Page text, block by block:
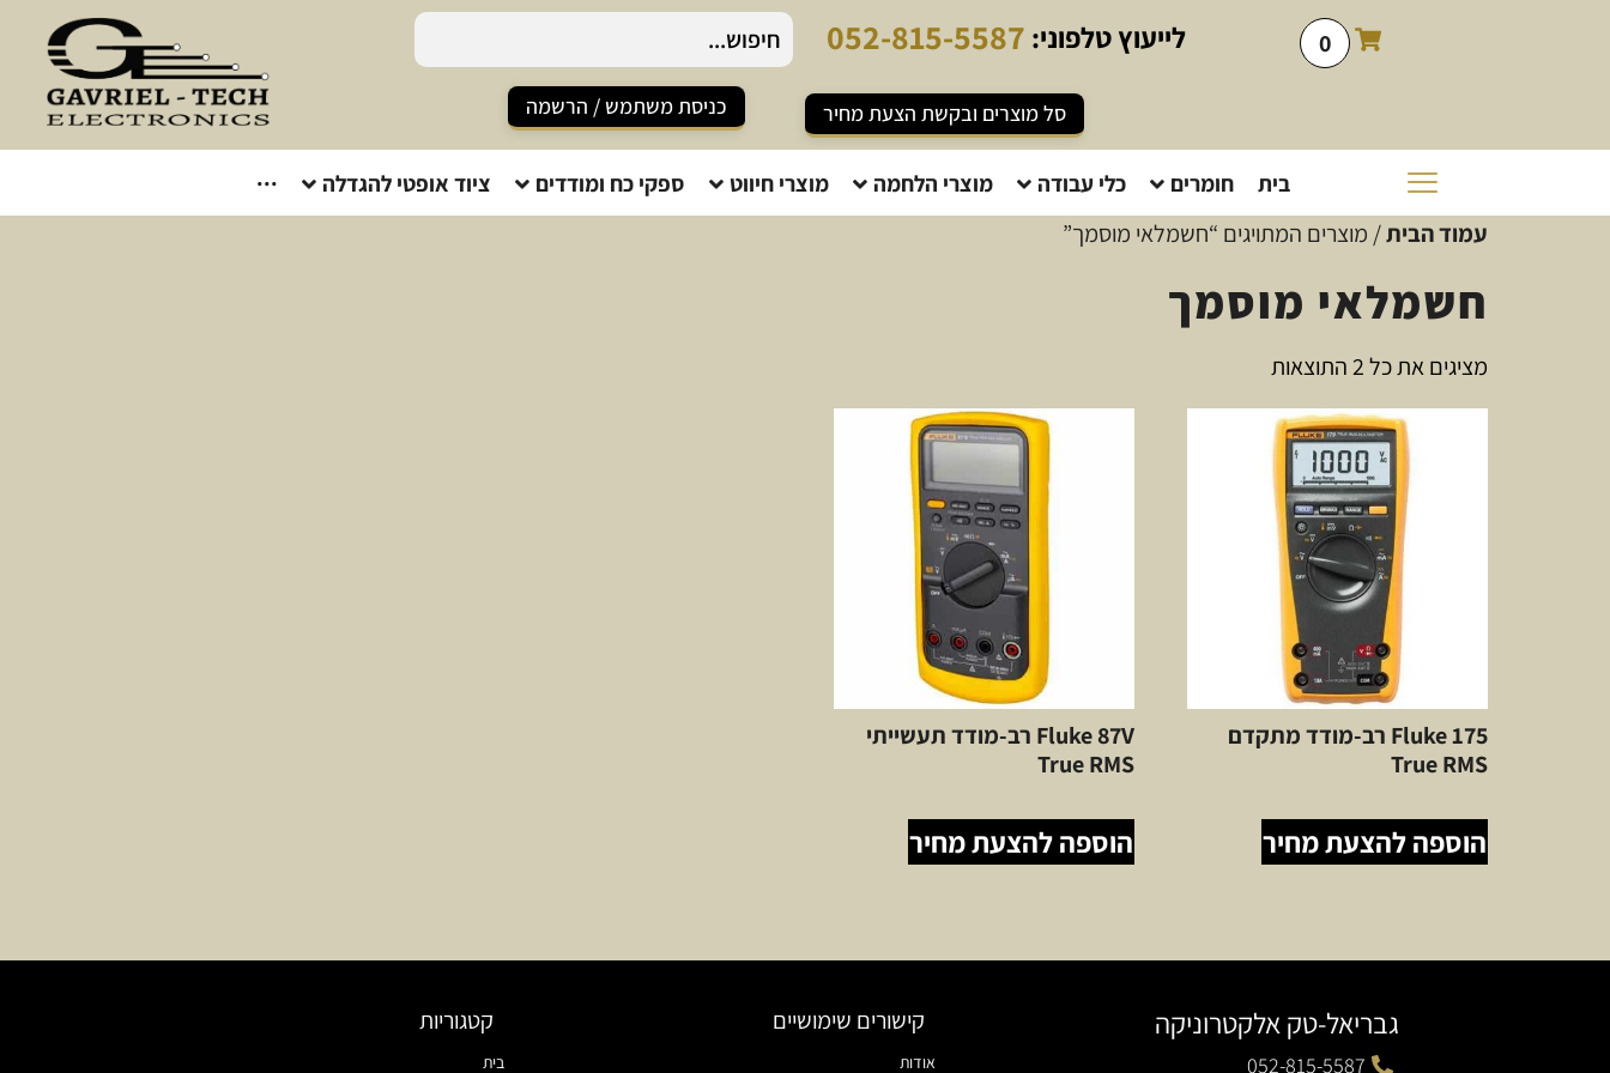
0 לייעוץטלפוני: 052-815-5587
סל מוצרים ובקשת הצעת מחיר כניסת משתמש / הרשמה
בית חומרים כלי עבודה מוצרי הלחמה מוצרי חיווט ספקי כח ומודדים ציוד אופטי להגדלה ···
עמוד הבית/ מוצרים המתויגים “חשמלאי מוסמך”
חשמלאי מוסמך
מציגים את כל ⁦2⁩ התוצאות
Fluke 175 רב-מודד מתקדם
True RMS
הוספה להצעת מחיר
Fluke 87V רב-מודד תעשייתי
True RMS
הוספה להצעת מחיר
גבריאל-טק אלקטרוניקה
052-815-5587
קישורים שימושיים
אודות
קטגוריות
בית